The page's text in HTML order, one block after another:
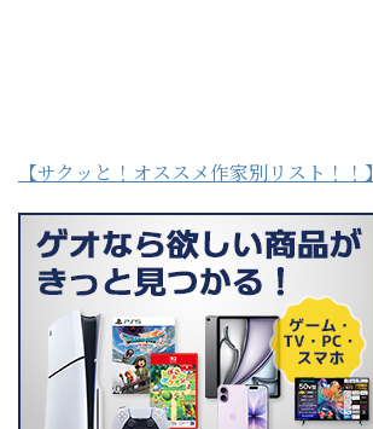
【サクッと！オススメ作家別リスト！！】